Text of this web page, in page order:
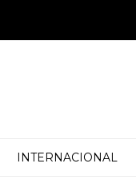
INTERNACIONAL